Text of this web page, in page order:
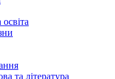
та література